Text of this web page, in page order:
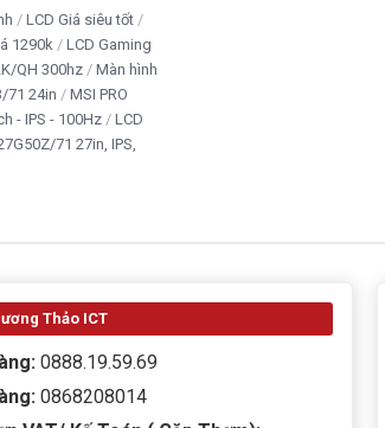
LCD Giá siêu tốt
1290k
LCD Gaming
QH 300hz
Màn hình
71 24in
MSI PRO
- IPS - 100Hz
LCD
71 27in, IPS,
Thảo ICT
0888.19.59.69
0868208014